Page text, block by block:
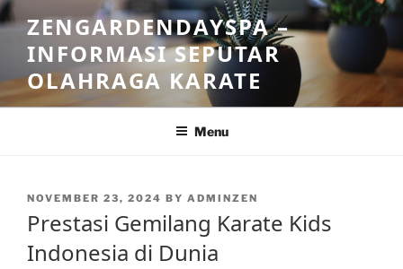
Skip
to
content
ZENGARDENDAYSPA –
INFORMASI SEPUTAR
OLAHRAGA KARATE
Menu
POSTED
NOVEMBER 23, 2024 BY ADMINZEN
Prestasi Gemilang Karate Kids
Indonesia di Dunia